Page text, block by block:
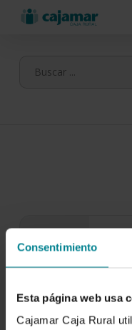
Consentimiento
Esta página web usa
Cajamar Caja Rural